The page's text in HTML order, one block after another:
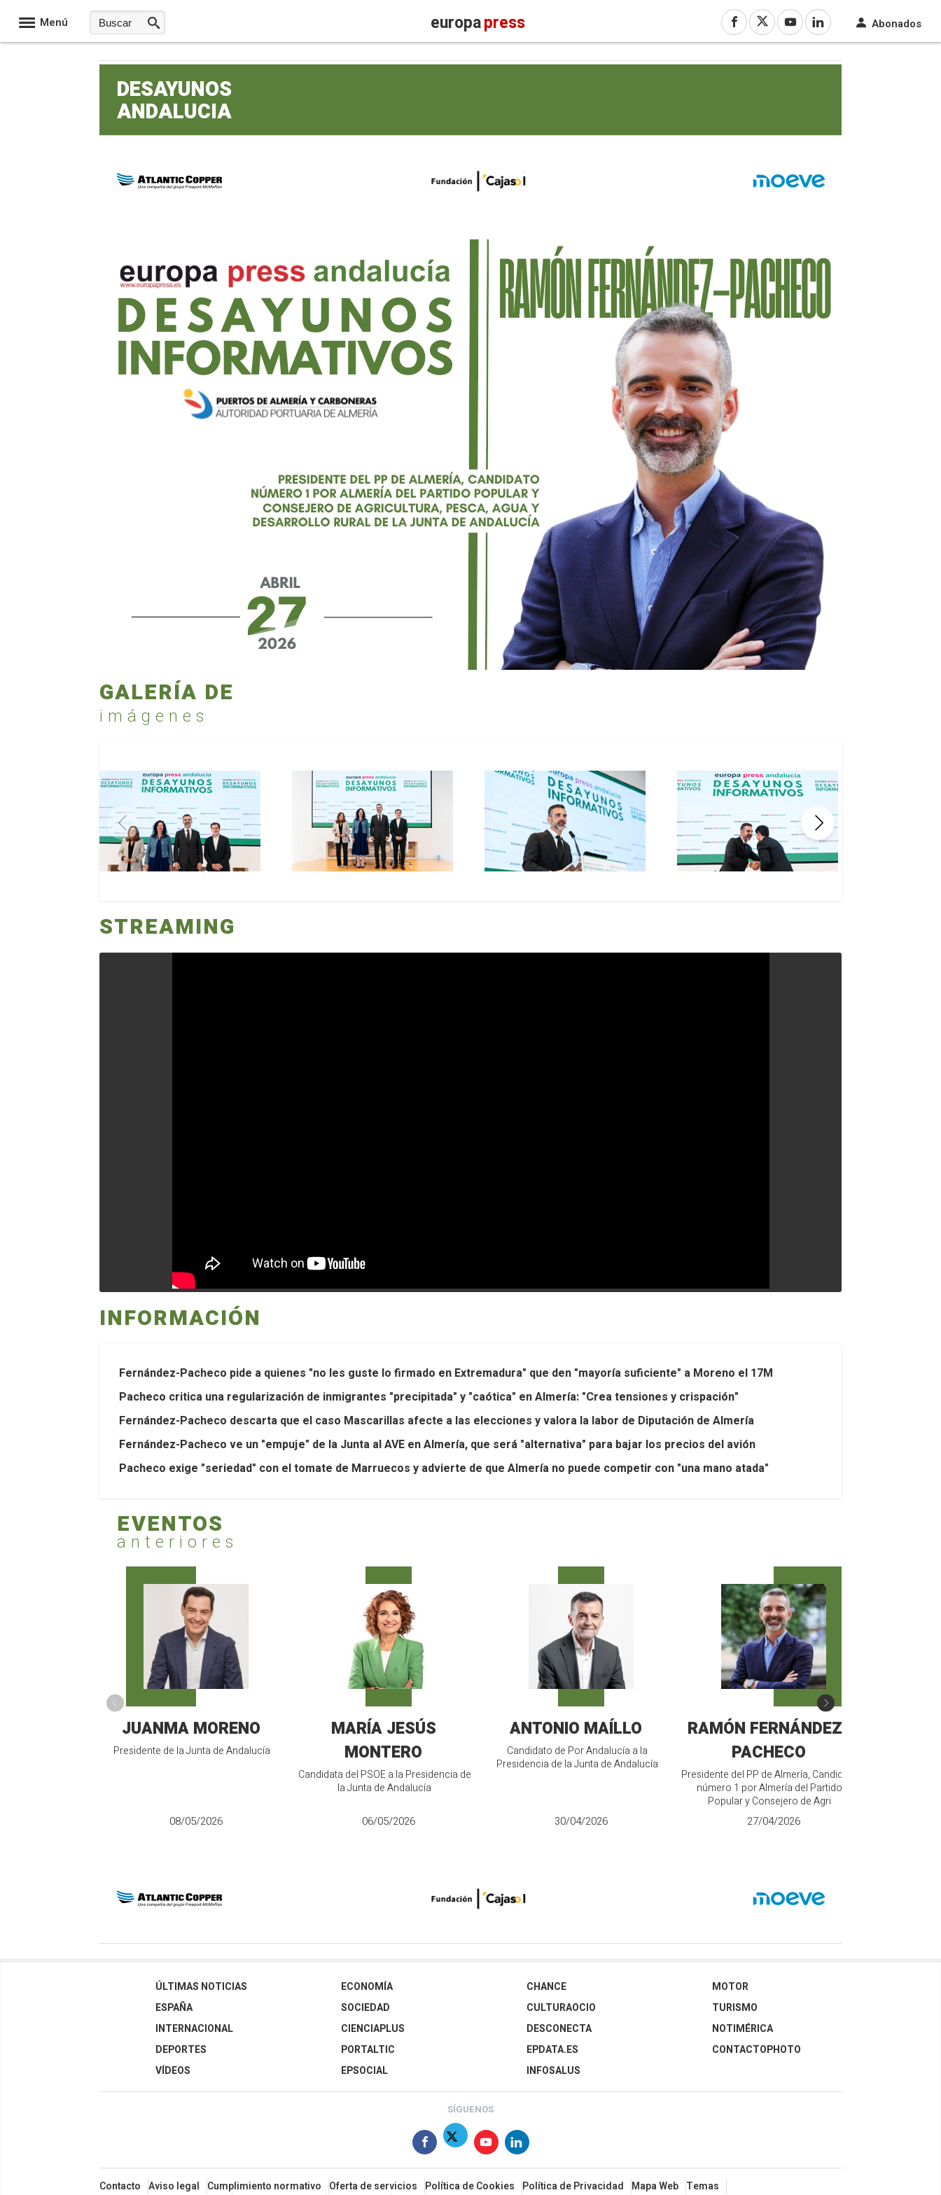
Menú europapress Abonados
DESAYUNOS
ANDALUCIA
GALERÍA DE
imágenes
STREAMING
INFORMACIÓN
Fernández-Pacheco pide a quienes "no les guste lo firmado en Extremadura" que den "mayoría suficiente" a Moreno el 17M
Pacheco critica una regularización de inmigrantes "precipitada" y "caótica" en Almería: "Crea tensiones y crispación"
Fernández-Pacheco descarta que el caso Mascarillas afecte a las elecciones y valora la labor de Diputación de Almería
Fernández-Pacheco ve un "empuje" de la Junta al AVE en Almería, que será "alternativa" para bajar los precios del avión
Pacheco exige "seriedad" con el tomate de Marruecos y advierte de que Almería no puede competir con "una mano atada"
EVENTOS
anteriores
JUANMA MORENO
Presidente de la Junta de Andalucía
08/05/2026
MARÍA JESÚS
MONTERO
Candidata del PSOE a la Presidencia de
la Junta de Andalucía
06/05/2026
ANTONIO MAÍLLO
Candidato de Por Andalucía a la
Presidencia de la Junta de Andalucía
30/04/2026
RAMÓN FERNÁNDEZ-
PACHECO
Presidente del PP de Almería, Candidato
número 1 por Almería del Partido
Popular y Consejero de Agri
27/04/2026
ÚLTIMAS NOTICIAS
ESPAÑA
INTERNACIONAL
DEPORTES
VÍDEOS
ECONOMÍA
SOCIEDAD
CIENCIAPLUS
PORTALTIC
EPSOCIAL
CHANCE
CULTURAOCIO
DESCONECTA
EPDATA.ES
INFOSALUS
MOTOR
TURISMO
NOTIMÉRICA
CONTACTOPHOTO
SÍGUENOS
Contacto Aviso legal Cumplimiento normativo Oferta de servicios Política de Cookies Política de Privacidad Mapa Web Temas